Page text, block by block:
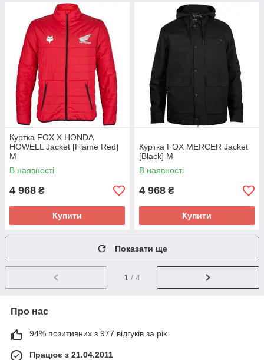
Куртка FOX X HONDA
HOWELL Jacket [Flame Red]
M
В наявності
4 968 ₴
Купити
Куртка FOX MERCER Jacket
[Black] M
В наявності
4 968 ₴
Купити
Показати ще
1 / 4
Про нас
94% позитивних з 977 відгуків за рік
Працює з 21.04.2011